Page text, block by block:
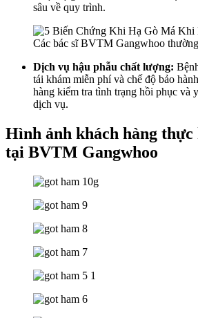
sâu về quy trình.
Các bác sĩ BVTM Gangwhoo
Dịch vụ hậu phẫu chất lượng:
tái khám miễn phí và chế độ bảo
hàng kiểm tra tình trạng hồi phục và
dịch vụ.
Hình ảnh khách hàng thực
tại BVTM Gangwhoo